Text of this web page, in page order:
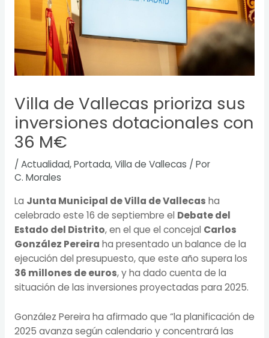
Villa de Vallecas prioriza sus
inversiones dotacionales con
36 M€
/ Actualidad,Portada,Villa de Vallecas / Por
C. Morales
La Junta Municipal de Villa de Vallecas ha
celebrado este 16 de septiembre el Debate del
Estado del Distrito, en el que el concejal Carlos
González Pereira ha presentado un balance de la
ejecución del presupuesto, que este año supera los
36 millones de euros, y ha dado cuenta de la
situación de las inversiones proyectadas para 2025.
González Pereira ha afirmado que “la planificación de
2025 avanza según calendario y concentrará las